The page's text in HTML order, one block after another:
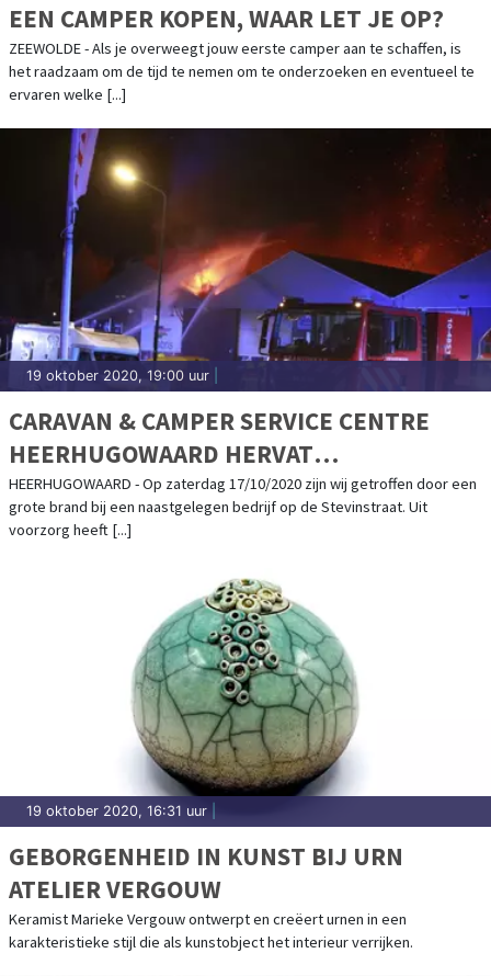
EEN CAMPER KOPEN, WAAR LET JE OP?
ZEEWOLDE - Als je overweegt jouw eerste camper aan te schaffen, is
het raadzaam om de tijd te nemen om te onderzoeken en eventueel te
ervaren welke [...]
19 oktober 2020, 19:00 uur
CARAVAN & CAMPER SERVICE CENTRE
HEERHUGOWAARD HERVAT
WERKZAAMHEDEN NA BRAND
HEERHUGOWAARD - Op zaterdag 17/10/2020 zijn wij getroffen door een
grote brand bij een naastgelegen bedrijf op de Stevinstraat. Uit
voorzorg heeft [...]
19 oktober 2020, 16:31 uur
GEBORGENHEID IN KUNST BIJ URN
ATELIER VERGOUW
Keramist Marieke Vergouw ontwerpt en creëert urnen in een
karakteristieke stijl die als kunstobject het interieur verrijken.